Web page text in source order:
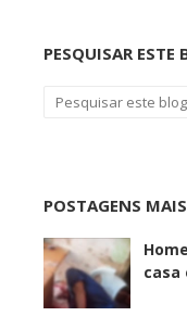
PESQUISAR ESTE
POSTAGENS
casa